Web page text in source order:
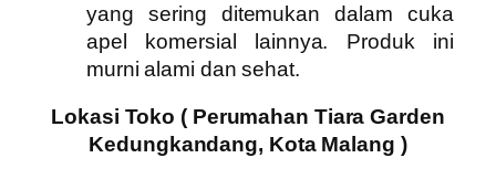
yang sering ditemukan dalam cuka
apel komersial lainnya. Produk ini
murni alami dan sehat.
Lokasi Toko ( Perumahan Tiara Garden
Kedungkandang, Kota Malang )